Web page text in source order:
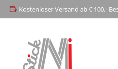
Zur Hauptnavigation
Kostenloser Versand ab € 100,-